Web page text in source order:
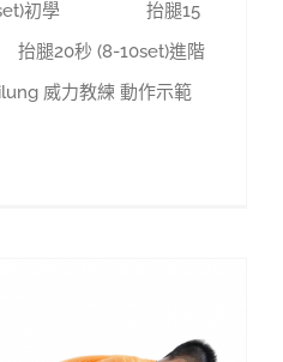
3set)初學 抬腿15
20秒 (8-10set)進階
威力教練 動作示範